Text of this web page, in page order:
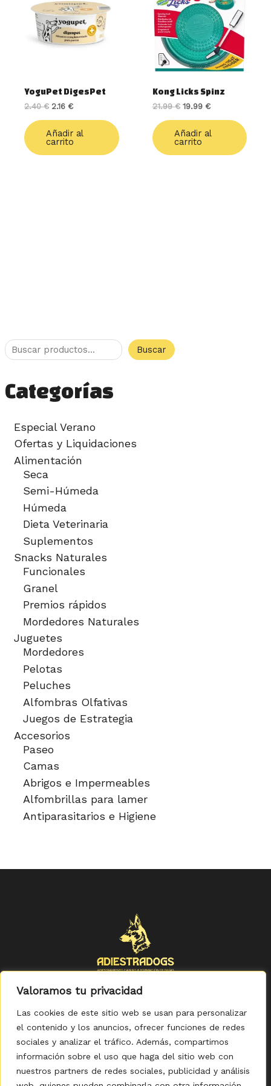
Valoramos tu privacidad
Las cookies de este sitio web se usan para personalizar
el contenido y los anuncios, ofrecer funciones de redes
sociales y analizar el tráfico. Además, compartimos
información sobre el uso que haga del sitio web con
nuestros partners de redes sociales, publicidad y análisis
Buscar
Categorías
Especial Verano
Ofertas y Liquidaciones
Alimentación
Seca
Semi-Húmeda
Húmeda
Dieta Veterinaria
Suplementos
Snacks Naturales
Funcionales
Granel
Premios rápidos
Mordedores Naturales
Juguetes
Mordedores
Pelotas
Peluches
Alfombras Olfativas
Juegos de Estrategia
Accesorios
Paseo
Camas
Abrigos e Impermeables
Alfombrillas para lamer
Antiparasitarios e Higiene
YoguPet DigesPet
2.40€
2.40 €.
2.16 €
2.16 €.
Añadir al
carrito
Kong Licks Spinz
21.99€
21.99 €.
19.99 €
19.99 €.
Añadir al
carrito
Política de Privacidad -Política de Cookies-Aviso legal
Accesibilidad- Condiciones Generales de Compra